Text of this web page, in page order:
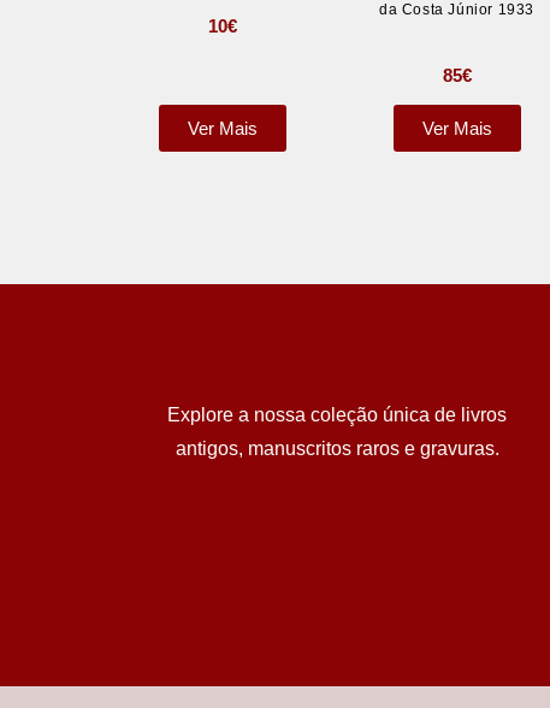
10€
Ver Mais
da Costa Júnior 1933
85€
Ver Mais
Explore a nossa coleção única de livros
antigos, manuscritos raros e gravuras.